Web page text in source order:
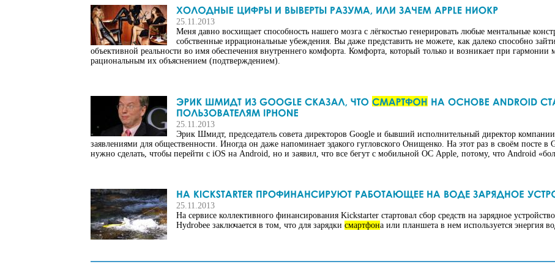
25.11.2013
Меня давно восхищает способность нашего мозга с лёгкостью генерировать любые ментальные
собственные иррациональные убеждения. Вы даже представить не можете, как далеко способно
объективной реальности во имя обеспечения внутреннего комфорта. Комфорта, который только и возникает при
рациональным их объяснением (подтверждением).
25.11.2013
Эрик Шмидт, председатель совета директоров Google и бывший исполнительный директор
заявлениями для общественности. Иногда он даже напоминает эдакого гугловского Онищенко. На этот раз в своём посте в
нужно сделать, чтобы перейти с iOS на Android, но и заявил, что все бегут с мобильной ОС Apple, потому, что Android
25.11.2013
На сервисе коллективного финансирования Kickstarter стартовал сбор средств на зарядное
Hydrobee заключается в том, что для зарядки смартфона или планшета в нем используется энергия